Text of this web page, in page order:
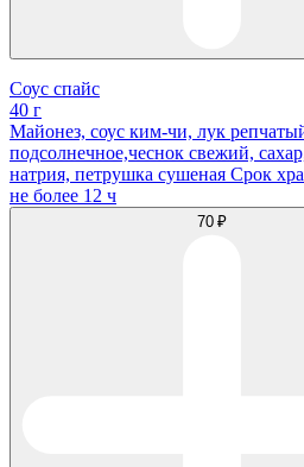
Соус спайс
40 г
Майонез, соус ким-чи, лук
подсолнечное,чеснок свежий,
натрия, петрушка сушеная Срок
не более 12 ч
70 ₽